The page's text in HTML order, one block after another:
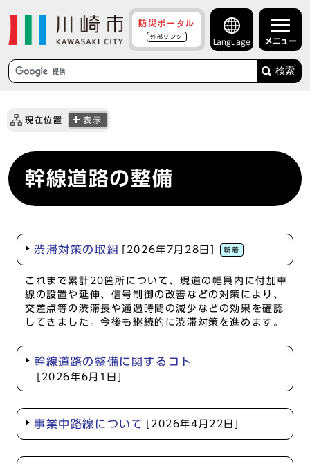
防災ポータル
外部リンク
Language メニュー
検索
現在位置 表示
幹線道路の整備
渋滞対策の取組 [2026年7月28日] 新着
これまで累計20箇所について、現道の幅員内に付加車
線の設置や延伸、信号制御の改善などの対策により、
交差点等の渋滞長や通過時間の減少などの効果を確認
してきました。今後も継続的に渋滞対策を進めます。
幹線道路の整備に関するコト
[2026年6月1日]
事業中路線について [2026年4月22日]